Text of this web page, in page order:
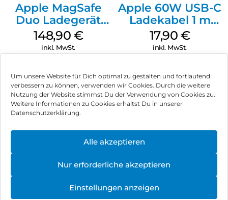
Um unsere Website für Dich optimal zu gestalten und fortlaufend
verbessern zu können, verwenden wir Cookies. Durch die weitere
Nutzung der Website stimmst Du der Verwendung von Cookies zu.
Weitere Informationen zu Cookies erhältst Du in unserer
Datenschutzerklärung.
Alle akzeptieren
Nur erforderliche akzeptieren
Einstellungen anzeigen
Apple MagSafe
Duo Ladegerät
Weiß
148,90 €
inkl. MwSt.
Apple 60W USB-C
Ladekabel 1 m
Weiß
17,90 €
inkl. MwSt.
Impressum
Hinweis zur Batterieentsorgung
Newsletter